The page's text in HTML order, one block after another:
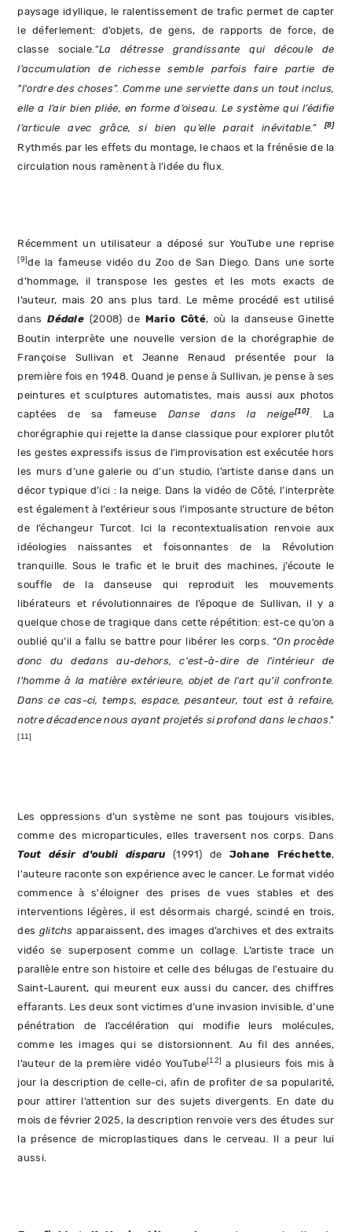
paysage idyllique, le ralentissement de trafic permet de capter
le déferlement: d’objets, de gens, de rapports de force, de
classe sociale.“La détresse grandissante qui découle de
l’accumulation de richesse semble parfois faire partie de
"l'ordre des choses”. Comme une serviette dans un tout inclus,
elle a l’air bien pliée, en forme d’oiseau. Le système qui l’édifie
l’articule avec grâce, si bien qu’elle parait inévitable.”[8]
Rythmés par les effets du montage, le chaos et la frénésie de la
circulation nous ramènent à l’idée du flux.
Récemment un utilisateur a déposé sur YouTube une reprise
[9]de la fameuse vidéo du Zoo de San Diego. Dans une sorte
d’hommage, il transpose les gestes et les mots exacts de
l’auteur, mais 20 ans plus tard. Le même procédé est utilisé
dansDédale (2008) de Mario Côté, où la danseuse Ginette
Boutin interprète une nouvelle version de la chorégraphie de
Françoise Sullivan et Jeanne Renaud présentée pour la
première fois en 1948. Quand je pense à Sullivan, je pense à ses
peintures et sculptures automatistes, mais aussi aux photos
captées de sa fameuse Danse dans la neige[10]. La
chorégraphie qui rejette la danse classique pour explorer plutôt
les gestes expressifs issus de l’improvisation est exécutée hors
les murs d’une galerie ou d’un studio, l’artiste danse dans un
décor typique d’ici : la neige. Dans la vidéo de Côté, l’interprète
est également à l’extérieur sous l’imposante structure de béton
de l’échangeur Turcot. Ici la recontextualisation renvoie aux
idéologies naissantes et foisonnantes de la Révolution
tranquille. Sous le trafic et le bruit des machines, j’écoute le
souffle de la danseuse qui reproduit les mouvements
libérateurs et révolutionnaires de l’époque de Sullivan, il y a
quelque chose de tragique dans cette répétition: est-ce qu’on a
oublié qu’il a fallu se battre pour libérer les corps. “On procède
donc du dedans au-dehors, c'est-à-dire de l'intérieur de
l'homme à la matière extérieure, objet de l'art qu'il confronte.
Dans ce cas-ci, temps, espace, pesanteur, tout est à refaire,
notre décadence nous ayant projetés si profond dans le chaos.”
[11]
Les oppressions d’un système ne sont pas toujours visibles,
comme des microparticules, elles traversent nos corps. Dans
Tout désir d'oubli disparu (1991) de Johane Fréchette,
l'auteure raconte son expérience avec le cancer. Le format vidéo
commence à s'éloigner des prises de vues stables et des
interventions légères, il est désormais chargé, scindé en trois,
des glitchs apparaissent, des images d’archives et des extraits
vidéo se superposent comme un collage. L’artiste trace un
parallèle entre son histoire et celle des bélugas de l'estuaire du
Saint-Laurent, qui meurent eux aussi du cancer, des chiffres
effarants. Les deux sont victimes d’une invasion invisible, d’une
pénétration de l’accélération qui modifie leurs molécules,
comme les images qui se distorsionnent. Au fil des années,
l’auteur de la première vidéo YouTube[12] a plusieurs fois mis à
jour la description de celle-ci, afin de profiter de sa popularité,
pour attirer l’attention sur des sujets divergents. En date du
mois de février 2025, la description renvoie vers des études sur
la présence de microplastiques dans le cerveau. Il a peur lui
aussi.